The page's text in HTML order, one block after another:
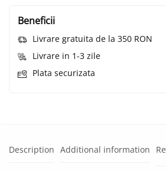
Beneficii
Livrare gratuita de la 350 RON
Livrare in 1-3 zile
Plata securizata
Description Additional information